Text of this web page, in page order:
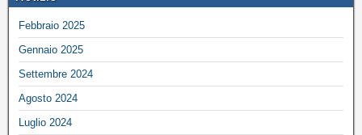
Febbraio 2025
Gennaio 2025
Settembre 2024
Agosto 2024
Luglio 2024